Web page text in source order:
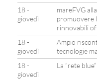
18 -
giovedì
mareFVG
promuovere
rinnovabili
18 -
giovedì
Ampio
tecnologie
18 -
giovedì
La “rete